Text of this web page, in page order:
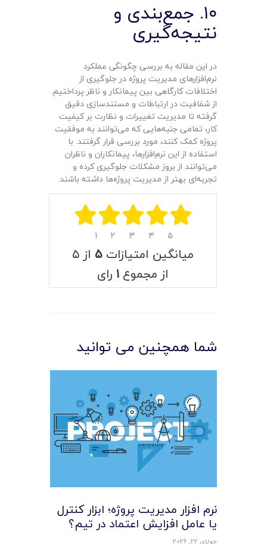
۱۰. جمع‌بندی و
نتیجه‌گیری
در این مقاله به بررسی چگونگی عملکرد
نرم‌افزارهای مدیریت پروژه در جلوگیری از
اختلافات کارگاهی بین پیمانکار و ناظر پرداختیم.
از شفافیت در ارتباطات و مستندسازی دقیق
گرفته تا مدیریت تغییرات و نظارت بر کیفیت
کار، تمامی جنبه‌هایی که می‌توانند به موفقیت
پروژه کمک کنند، مورد بررسی قرار گرفتند. با
استفاده از این نرم‌افزارها، پیمانکاران و ناظران
می‌توانند از بروز مشکلات جلوگیری کرده و
تجربه‌ای بهتر از مدیریت پروژه‌ها داشته باشند.
۱ ۲ ۳ ۴ ۵
میانگین امتیازات ۵ از ۵
از مجموع ۱ رای
شما همچنین می توانید
نرم افزار مدیریت پروژه؛ ابزار کنترل
یا عامل افزایش اعتماد در تیم؟
جولای 22, 2026